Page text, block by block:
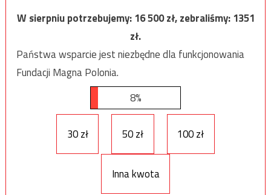
W sierpniu potrzebujemy:16 500zł, zebraliśmy:1351
zł.
Państwa wsparcie jest niezbędne dla funkcjonowania
Fundacji Magna Polonia.
8%
30 zł 50 zł 100 zł
Inna kwota